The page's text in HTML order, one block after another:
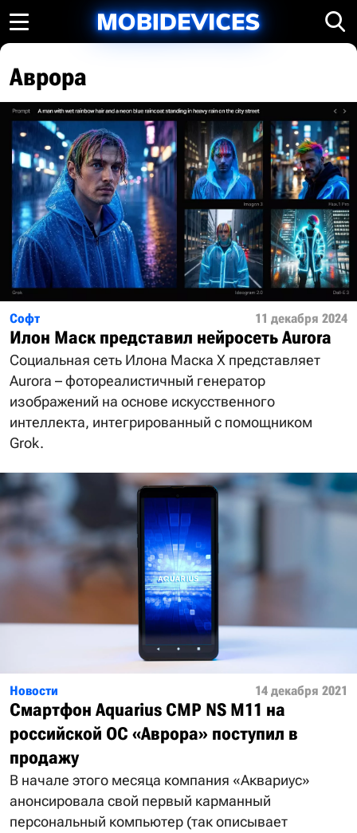
Аврора
Софт 11 декабря 2024
Илон Маск представил нейросеть Aurora
Социальная сеть Илона Маска X представляет
Aurora – фотореалистичный генератор
изображений на основе искусственного
интеллекта, интегрированный с помощником
Grok.
Новости 14 декабря 2021
Смартфон Aquarius CMP NS M11 на
российской ОС «Аврора» поступил в
продажу
В начале этого месяца компания «Аквариус»
анонсировала свой первый карманный
персональный компьютер (так описывает